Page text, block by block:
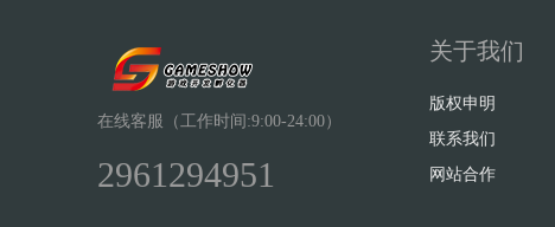
在线客服（工作时间:9:00-24:00）
2961294951
关于我们
版权申明
联系我们
网站合作